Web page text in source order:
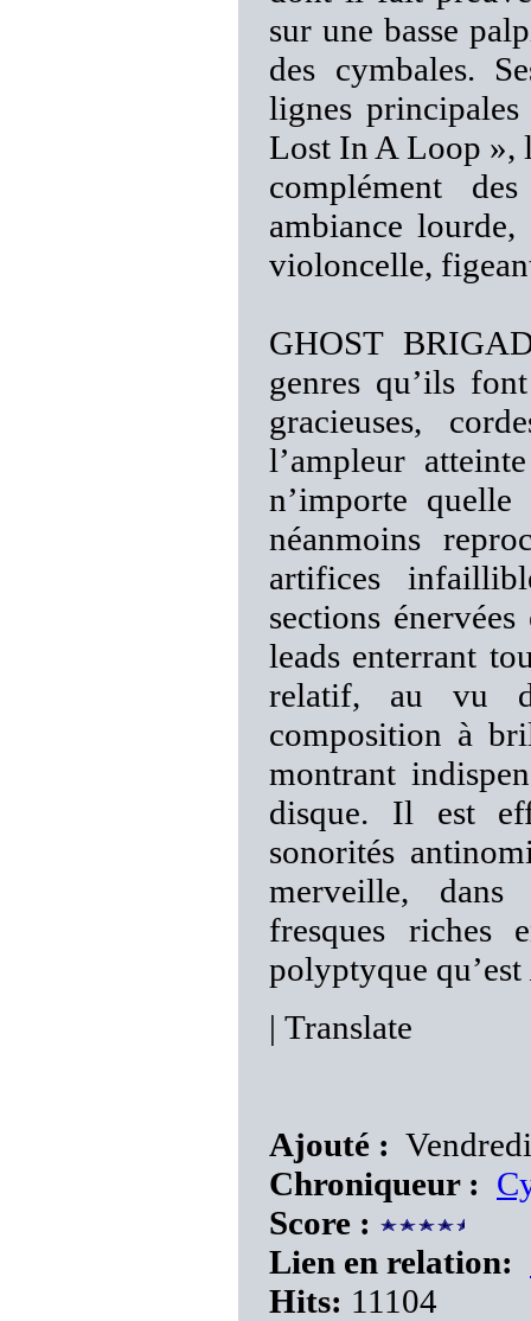
sur une basse
des cymbales.
lignes
Lost In A Loop »,
complément
ambiance
violoncelle,
GHOST
genres qu’ils
gracieuses,
l’ampleur
n’importe
néanmoins
artifices
sections
leads enterrant
relatif, au vu
composition à
montrant
disque. Il est
sonorités
merveille, dans
fresques riches
polyptyque qu’est
| Translate
Ajouté :
Chroniqueur :
Score :
Lien en relation:
Hits: 11104